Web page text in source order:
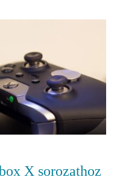
X sorozathoz